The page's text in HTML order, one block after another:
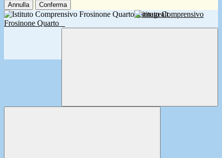
Annulla Conferma
Istituto Comprensivo
Frosinone Quarto